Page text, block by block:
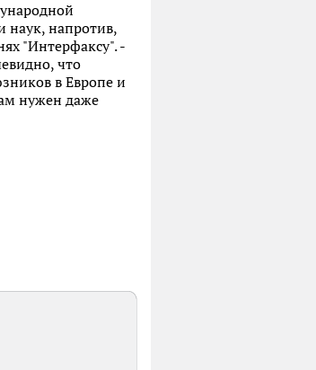
наук, напротив,
"Интерфаксу". -
что
в Европе и
нужен даже